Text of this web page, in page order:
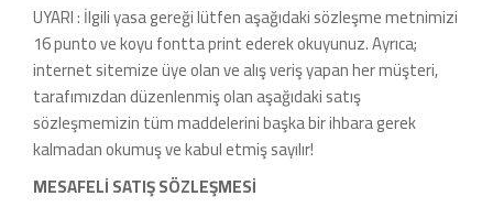
UYARI : İlgili yasa gereği lütfen aşağıdaki sözleşme metnimizi
16 punto ve koyu fontta print ederek okuyunuz. Ayrıca;
internet sitemize üye olan ve alış veriş yapan her müşteri,
tarafımızdan düzenlenmiş olan aşağıdaki satış
sözleşmemizin tüm maddelerini başka bir ihbara gerek
kalmadan okumuş ve kabul etmiş sayılır!
MESAFELİ SATIŞ SÖZLEŞMESİ